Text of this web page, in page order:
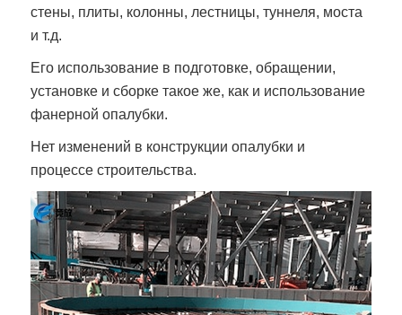
стены, плиты, колонны, лестницы, туннеля, моста
и т.д.
Его использование в подготовке, обращении,
установке и сборке такое же, как и использование
фанерной опалубки.
Нет изменений в конструкции опалубки и
процессе строительства.